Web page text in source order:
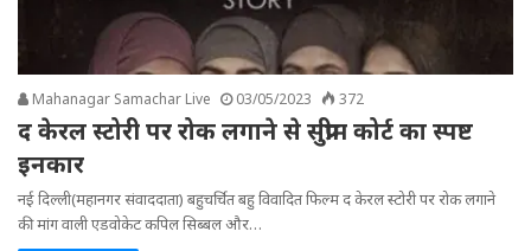
Mahanagar Samachar Live 03/05/2023 372
द केरल स्टोरी पर रोक लगाने से सुप्रीम कोर्ट का स्पष्ट
इनकार
नई दिल्ली(महानगर संवाददाता) बहुचर्चित बहु विवादित फिल्म द केरल स्टोरी पर रोक लगाने
की मांग वाली एडवोकेट कपिल सिब्बल और…